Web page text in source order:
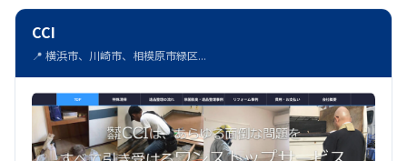
CCI
📍 横浜市、川崎市、相模原市緑区...